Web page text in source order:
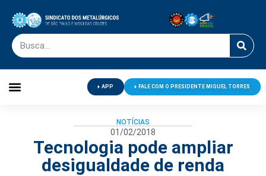
APP FALE COM O PRESIDENTE MIGUEL TORRES
NOTÍCIAS
01/02/2018
Tecnologia pode ampliar
desigualdade de renda